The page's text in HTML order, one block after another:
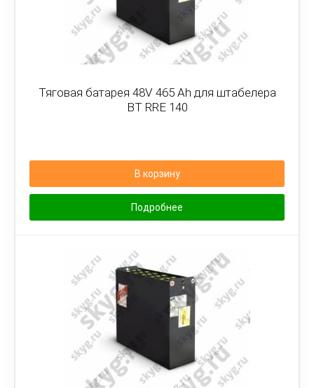
Тяговая батарея 48V 465 Ah для штабелера
BT RRE 140
В корзину
Подробнее